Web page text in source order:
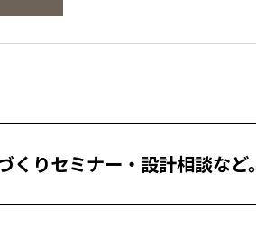
りセミナー・設計相談など。